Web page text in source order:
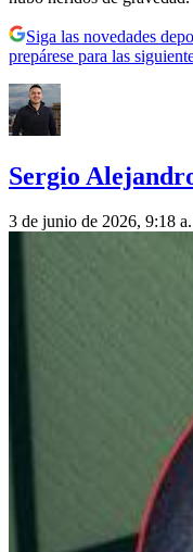
Siga las novedades
prepárese para las
Sergio
3 de junio de 2026, 9:18